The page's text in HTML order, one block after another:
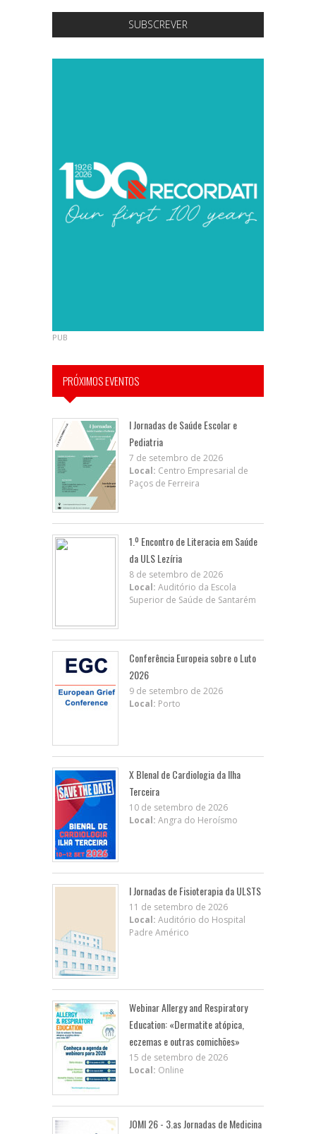
SUBSCREVER
PUB
PRÓXIMOS EVENTOS
I Jornadas de Saúde Escolar e
Pediatria
7 de setembro de 2026
Local: Centro Empresarial de
Paços de Ferreira
1.º Encontro de Literacia em Saúde
da ULS Lezíria
8 de setembro de 2026
Local: Auditório da Escola
Superior de Saúde de Santarém
Conferência Europeia sobre o Luto
2026
9 de setembro de 2026
Local: Porto
X BIenal de Cardiologia da Ilha
Terceira
10 de setembro de 2026
Local: Angra do Heroísmo
I Jornadas de Fisioterapia da ULSTS
11 de setembro de 2026
Local: Auditório do Hospital
Padre Américo
Webinar Allergy and Respiratory
Education: «Dermatite atópica,
eczemas e outras comichões»
15 de setembro de 2026
Local: Online
JOMI 26 - 3.as Jornadas de Medicina